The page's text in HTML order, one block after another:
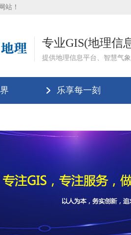
站！
专业GIS(地理信
提供地理信息平台、智慧气
乐享每一刻